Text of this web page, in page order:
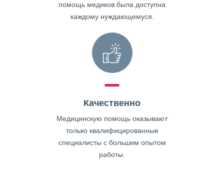
помощь медиков была доступна
каждому нуждающемуся.
Качественно
Медицинскую помощь оказывают
только квалифицированные
специалисты с большим опытом
работы.